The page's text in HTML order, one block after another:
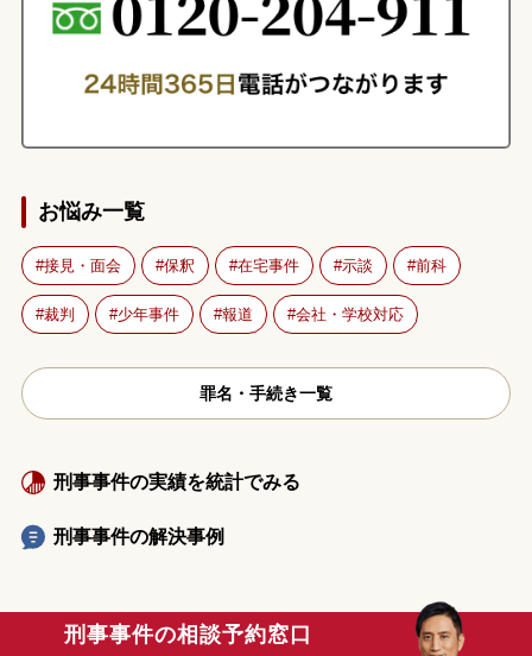
お悩み一覧
接見・面会 保釈 在宅事件 示談 前科
裁判 少年事件 報道 会社・学校対応
罪名・手続き一覧
刑事事件の実績を統計でみる
刑事事件の解決事例
刑事事件の相談予約窓口